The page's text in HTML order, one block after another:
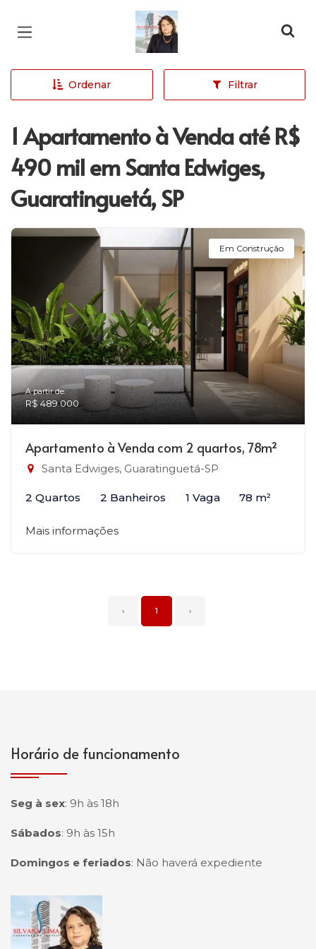
Página inicial
Ordenar Filtrar
1 Apartamento à Venda até R$
490 mil em Santa Edwiges,
Guaratinguetá, SP
Em Construção
A partir de:
R$ 489.000
Apartamento à Venda com 2 quartos, 78m²
Santa Edwiges, Guaratinguetá-SP
2 Quartos 2 Banheiros 1 Vaga 78 m²
Mais informações
‹ 1 ›
Horário de funcionamento
Seg à sex: 9h às 18h
Sábados: 9h às 15h
Domingos e feriados: Não haverá expediente
Página inicial